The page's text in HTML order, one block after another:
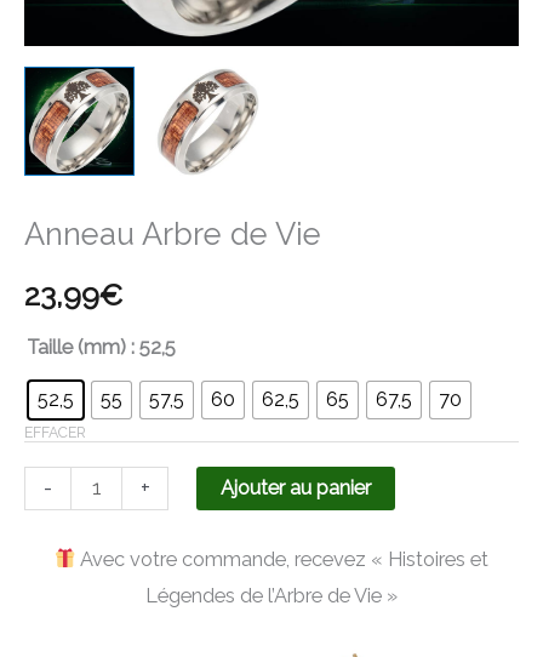
Anneau Arbre de Vie
23,99€
Taille (mm) : 52,5
52,5 55 57,5 60 62,5 65 67,5 70
EFFACER
- + Ajouter au panier
Avec votre commande, recevez « Histoires et
Légendes de l’Arbre de Vie »